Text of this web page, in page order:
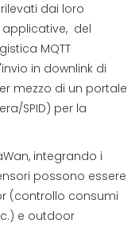
dai loro
applicative, del
MQTT
in downlink di
mezzo di un portale
SPID) per la
integrando i
possono essere
(controllo consumi
e outdoor